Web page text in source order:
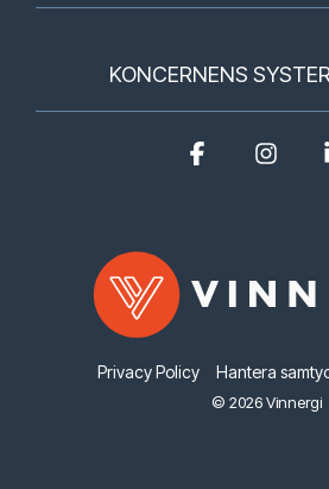
KONCERNENS
Privacy Policy Hantera
© 2026 Vinnergi
Facebook